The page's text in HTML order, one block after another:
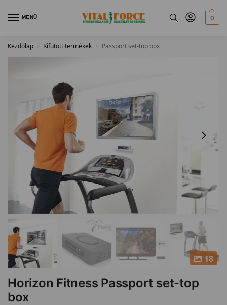
MENÜ 0
Kezdőlap / Kifutott termékek / Passport set-top box
18
Horizon Fitness Passport set-top
box